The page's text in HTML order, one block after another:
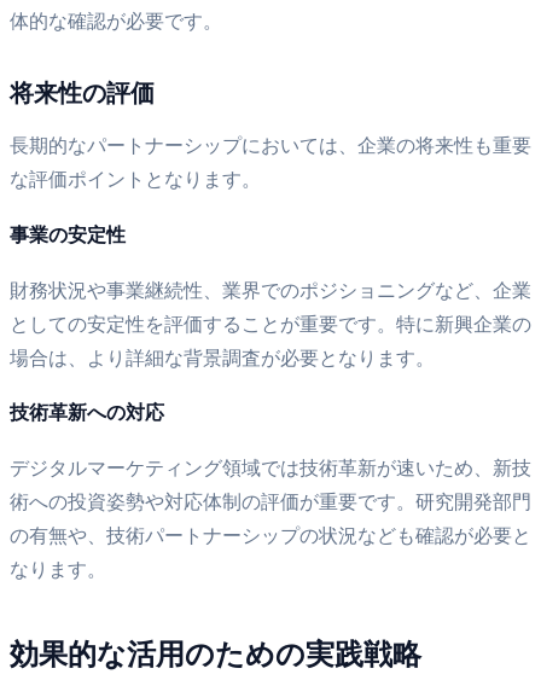
体的な確認が必要です。
将来性の評価
長期的なパートナーシップにおいては、企業の将来性も重要
な評価ポイントとなります。
事業の安定性
財務状況や事業継続性、業界でのポジショニングなど、企業
としての安定性を評価することが重要です。特に新興企業の
場合は、より詳細な背景調査が必要となります。
技術革新への対応
デジタルマーケティング領域では技術革新が速いため、新技
術への投資姿勢や対応体制の評価が重要です。研究開発部門
の有無や、技術パートナーシップの状況なども確認が必要と
なります。
効果的な活用のための実践戦略